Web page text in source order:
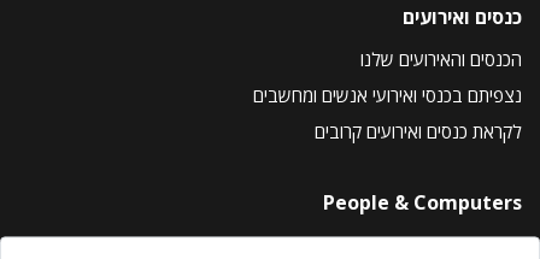
כנסים ואירועים
הכנסים והאירועים שלנו
נצפיתם בכנסי ואירועי אנשים ומחשבים
לקראת כנסים ואירועים קרובים
People & Computers
About Us